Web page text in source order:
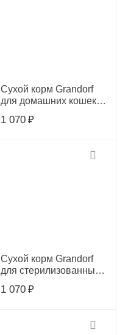
Сухой корм Grandorf
для домашних кошек,
кг
1 070 ₽
Сухой корм Grandorf
для стерилизованных
1 070 ₽